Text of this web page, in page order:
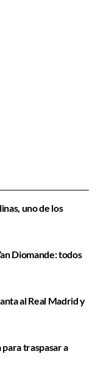
uno de los
Diomande: todos
al Real Madrid y
traspasar a